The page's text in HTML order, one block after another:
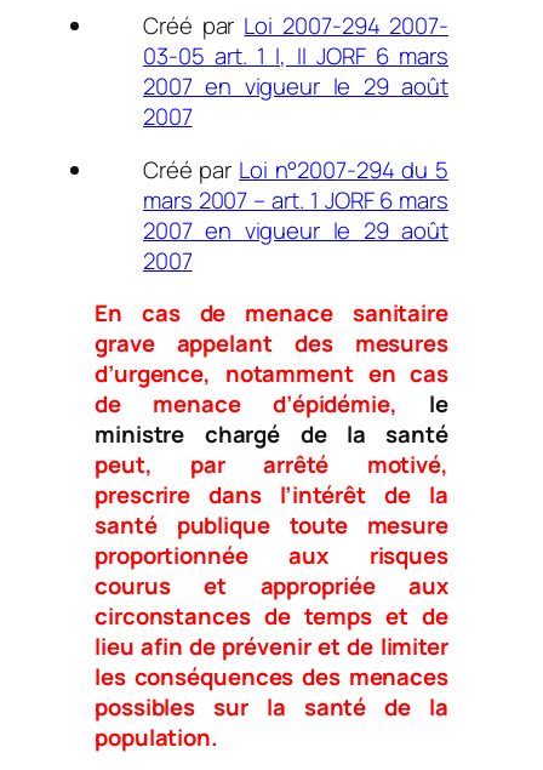
Créé par Loi 2007-294 2007-
03-05 art. 1 I, II JORF 6 mars
2007 en vigueur le 29 août
2007
Créé par Loi n°2007-294 du 5
mars 2007 – art. 1 JORF 6 mars
2007 en vigueur le 29 août
2007
En cas de menace sanitaire
grave appelant des mesures
d’urgence, notamment en cas
de menace d’épidémie, le
ministre chargé de la santé
peut, par arrêté motivé,
prescrire dans l’intérêt de la
santé publique toute mesure
proportionnée aux risques
courus et appropriée aux
circonstances de temps et de
lieu afin de prévenir et de limiter
les conséquences des menaces
possibles sur la santé de la
population.